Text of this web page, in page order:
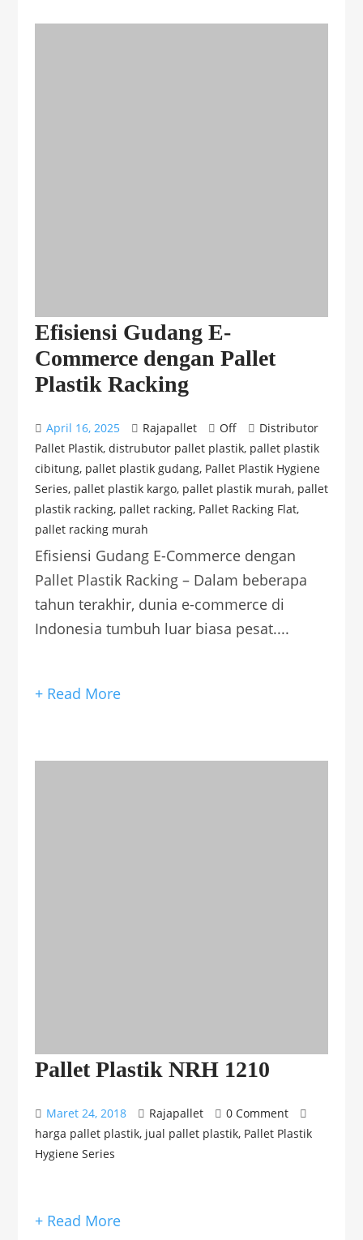
Efisiensi Gudang E-
Commerce dengan Pallet
Plastik Racking
April 16, 2025 Rajapallet Off
Distributor
Pallet Plastik, distrubutor pallet plastik, pallet plastik
cibitung, pallet plastik gudang, Pallet Plastik Hygiene
Series, pallet plastik kargo, pallet plastik murah, pallet
plastik racking, pallet racking, Pallet Racking Flat,
pallet racking murah
Efisiensi Gudang E-Commerce dengan
Pallet Plastik Racking – Dalam beberapa
tahun terakhir, dunia e-commerce di
Indonesia tumbuh luar biasa pesat....
+ Read More
Pallet Plastik NRH 1210
Maret 24, 2018 Rajapallet
0 Comment
harga pallet plastik, jual pallet plastik, Pallet Plastik
Hygiene Series
+ Read More